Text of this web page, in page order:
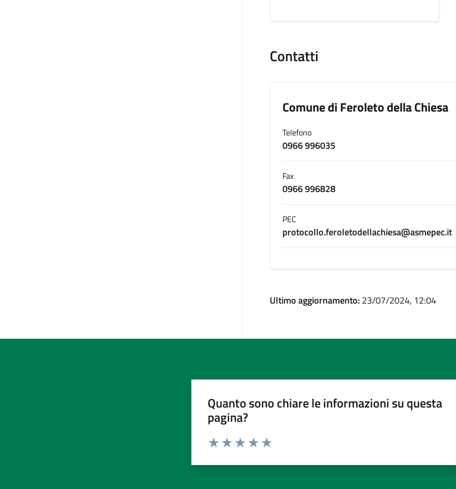
Contatti
Comune di Feroleto della Chiesa
Telefono
0966 996035
Fax
0966 996828
PEC
protocollo.feroletodellachiesa@asmepec.it
Ultimo aggiornamento:23/07/2024, 12:04
Quanto sono chiare le informazioni su questa
pagina?